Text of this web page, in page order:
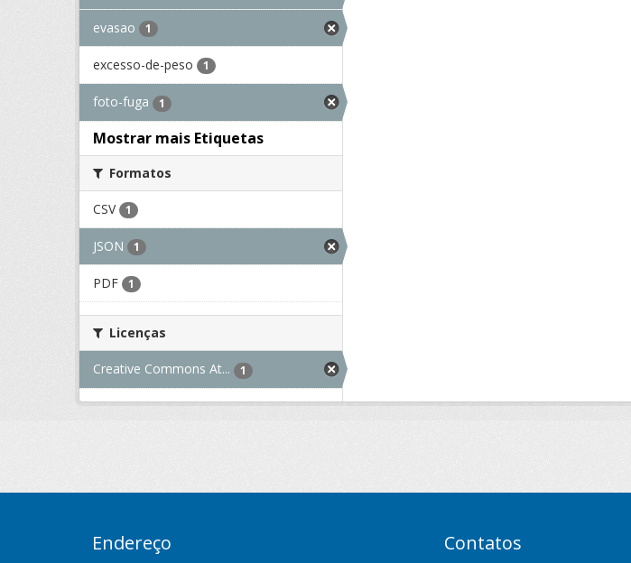
evasao 1
excesso-de-peso 1
foto-fuga 1
Mostrar mais Etiquetas
Formatos
CSV 1
JSON 1
PDF 1
Licenças
Creative Commons At... 1
Endereço Contatos